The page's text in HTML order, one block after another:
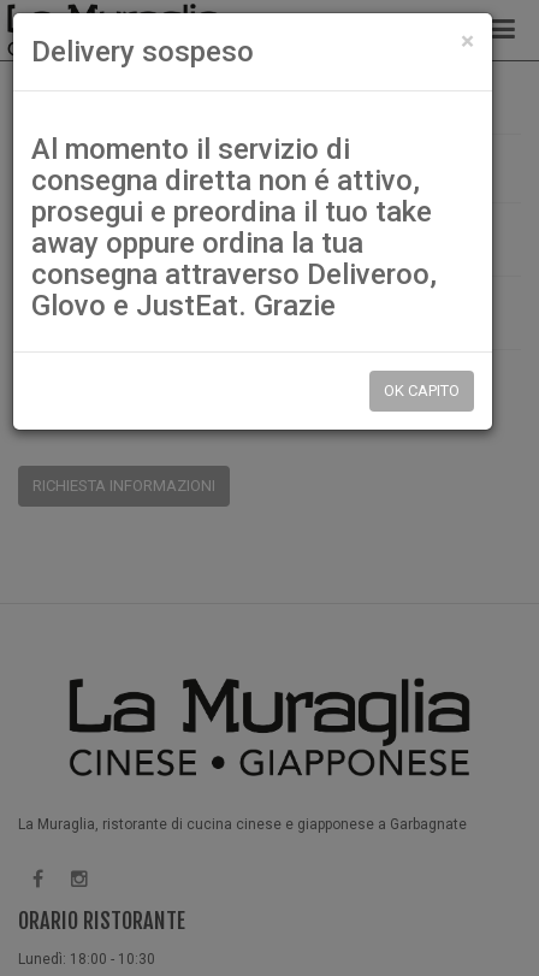
95. Sunomo
€ 5,00
DISP.:9999pz. QTÀ:
RICHIESTA INFORMAZIONI
La Muraglia, ristorante di cucina cinese e giapponese a Garbagnate
ORARIO RISTORANTE
Lunedì: 18:00 - 10:30
×
Delivery sospeso
Al momento il servizio di
consegna diretta non é attivo,
prosegui e preordina il tuo take
away oppure ordina la tua
consegna attraverso Deliveroo,
Glovo e JustEat. Grazie
OK CAPITO